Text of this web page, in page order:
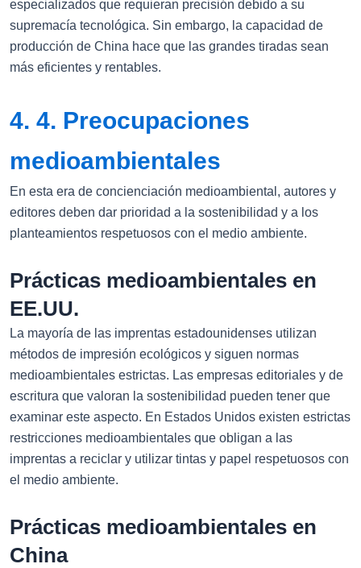
especializados que requieran precisión debido a su
supremacía tecnológica. Sin embargo, la capacidad de
producción de China hace que las grandes tiradas sean
más eficientes y rentables.
4. 4. Preocupaciones
medioambientales
En esta era de concienciación medioambiental, autores y
editores deben dar prioridad a la sostenibilidad y a los
planteamientos respetuosos con el medio ambiente.
Prácticas medioambientales en
EE.UU.
La mayoría de las imprentas estadounidenses utilizan
métodos de impresión ecológicos y siguen normas
medioambientales estrictas. Las empresas editoriales y de
escritura que valoran la sostenibilidad pueden tener que
examinar este aspecto. En Estados Unidos existen estrictas
restricciones medioambientales que obligan a las
imprentas a reciclar y utilizar tintas y papel respetuosos con
el medio ambiente.
Prácticas medioambientales en
China